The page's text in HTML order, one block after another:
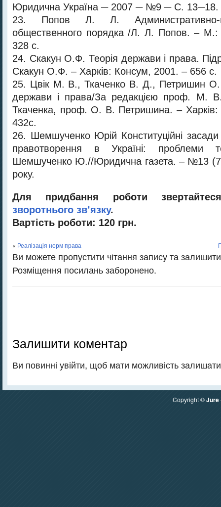
Юридична Україна ─ 2007 ─ №9 ─ С. 13─18.
23. Попов Л. Л. Административно-
общественного порядка /Л. Л. Попов. –
328 с.
24. Скакун О.Ф. Теорія держави і права.
Скакун О.Ф. – Харків: Консум, 2001. – 656 с.
25. Цвік М. В., Ткаченко В. Д., Петришин О.
держави і права/За редакцією проф. М.
Ткаченка, проф. О. В. Петришина. –
432с.
26. Шемшученко Юрій Конституційні
правотворення в Україні: проблеми
Шемшученко Ю.//Юридична газета. – №13
року.
Для придбання роботи
зворотнього зв’язку.
Вартість роботи: 120 грн.
« Реалізація норм права
Ви можете пропустити чітання запису та
Розміщення посилань заборонено.
Залишити коментар
Ви повинні увійти, щоб мати можливість
Copyright ©Jure